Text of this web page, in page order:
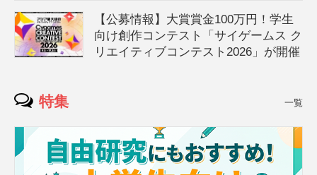
【公募情報】大賞賞金100万円！学生
向け創作コンテスト「サイゲームス ク
リエイティブコンテスト2026」が開催
特集 一覧